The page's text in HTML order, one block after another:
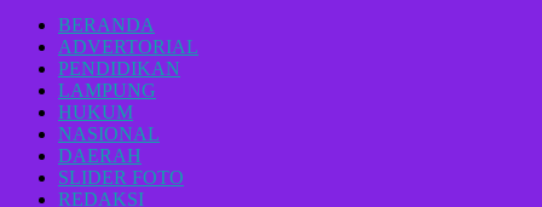
Menyikap
Berita,Terpercaya
Dan
Tegas
BERANDA
ADVERTORIAL
PENDIDIKAN
LAMPUNG
HUKUM
NASIONAL
DAERAH
SLIDER FOTO
REDAKSI